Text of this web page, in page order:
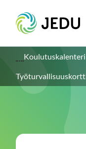
sisältöön
Etusivu
Koulutuskalenteri